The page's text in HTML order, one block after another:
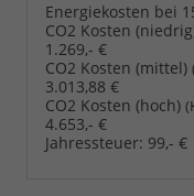
Energiekosten bei
CO2 Kosten
1.269,- €
CO2 Kosten (mittel)
3.013,88 €
CO2 Kosten (hoch)
4.653,- €
Jahressteuer: 99,- €